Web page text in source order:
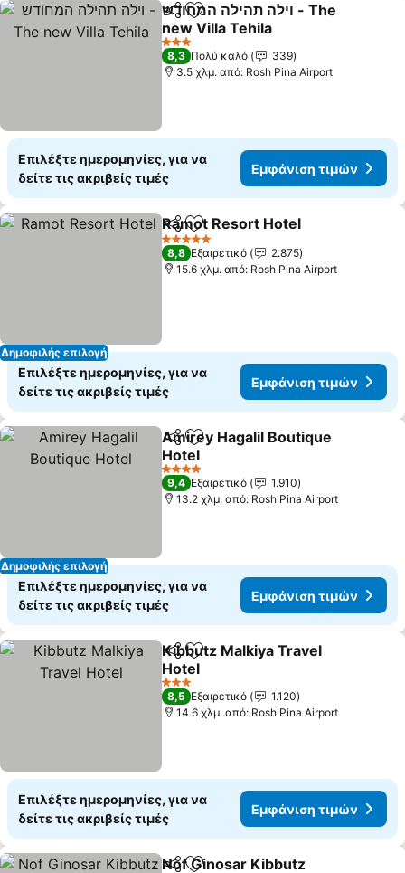
Κοινοποίηση
Προσθήκη στα αγαπημένα
וילה תהילה המחודש - The
new Villa Tehila
Εμφάνιση τιμών
3 Αστέρια
8,3 Πολύ καλό
339
3.5 χλμ. από: Rosh Pina Airport
Επιλέξτε ημερομηνίες, για να
δείτε τις ακριβείς τιμές
Εμφάνιση τιμών
Δημοφιλής επιλογή
Κοινοποίηση
Προσθήκη στα αγαπημένα
Ramot Resort Hotel
5 Αστέρια
8,8 Εξαιρετικό
2.875
15.6 χλμ. από: Rosh Pina Airport
Επιλέξτε ημερομηνίες, για να
δείτε τις ακριβείς τιμές
Εμφάνιση τιμών
Δημοφιλής επιλογή
Κοινοποίηση
Προσθήκη στα αγαπημένα
Amirey Hagalil Boutique
Hotel
Εμφάνιση τιμών
4 Αστέρια
9,4 Εξαιρετικό
1.910
13.2 χλμ. από: Rosh Pina Airport
Επιλέξτε ημερομηνίες, για να
δείτε τις ακριβείς τιμές
Εμφάνιση τιμών
Κοινοποίηση
Προσθήκη στα αγαπημένα
Kibbutz Malkiya Travel
Hotel
Εμφάνιση τιμών
3 Αστέρια
8,5 Εξαιρετικό
1.120
14.6 χλμ. από: Rosh Pina Airport
Επιλέξτε ημερομηνίες, για να
δείτε τις ακριβείς τιμές
Εμφάνιση τιμών
Nof Ginosar Kibbutz